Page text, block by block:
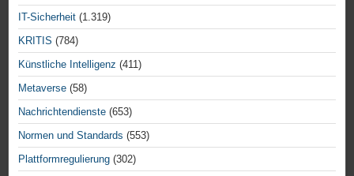
IT-Sicherheit (1.319)
KRITIS (784)
Künstliche Intelligenz (411)
Metaverse (58)
Nachrichtendienste (653)
Normen und Standards (553)
Plattformregulierung (302)